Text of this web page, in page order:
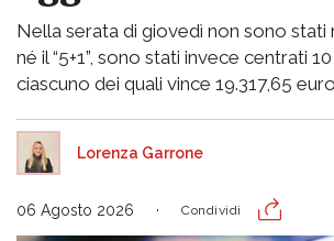
Nella serata di giovedì non sono stati
né il “5+1”, sono stati invece centrati 10
ciascuno dei quali vince 19.317,65 euro
Lorenza Garrone
06 Agosto 2026 Condividi